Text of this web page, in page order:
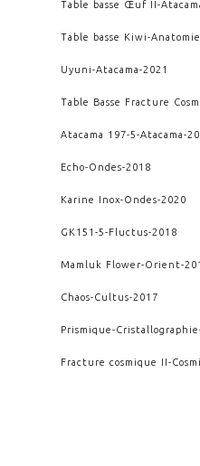
Table basse Œuf II-
Table basse Kiwi-
Uyuni-Atacama-2021
Table Basse Fracture
Atacama 197-5-Atacama-
Echo-Ondes-2018
Karine Inox-Ondes-2020
GK151-5-Fluctus-2018
Mamluk Flower-Orient-
Chaos-Cultus-2017
Prismique-Cristallographie
Fracture cosmique II-